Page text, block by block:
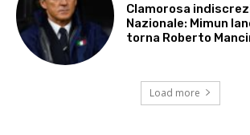
Clamorosa
Nazionale: Mimun
torna Roberto
Load more